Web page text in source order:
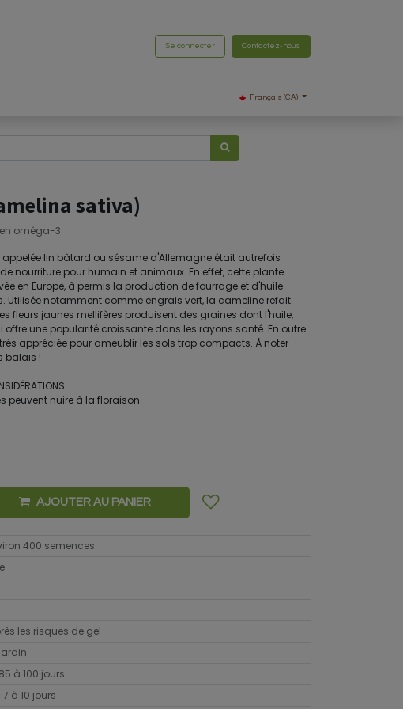
Se connecter Contactez-nous
Français (CA)
sativa)
oméga-3
lin bâtard ou sésame d'Allemagne était autrefois
nourriture pour humain et animaux. En effet, cette plante
en Europe, à permis la production de fourrage et d'huile
Utilisée notamment comme engrais vert, la cameline refait
fleurs jaunes mellifères produisent des graines dont l'huile,
offre une popularité croissante dans les rayons santé. En outre
appréciée pour ameublir les sols trop compacts. À noter
balais !
peuvent nuire à la floraison.
AJOUTER AU PANIER
400 semences
les risques de gel
85 à 100 jours
7 à 10 jours